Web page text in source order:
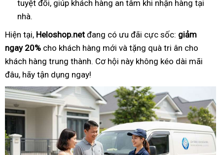
tuyệt đối, giúp khách hàng an tâm khi nhận hàng tại
nhà.
Hiện tại, Heloshop.net đang có ưu đãi cực sốc: giảm
ngay 20% cho khách hàng mới và tặng quà tri ân cho
khách hàng trung thành. Cơ hội này không kéo dài mãi
đâu, hãy tận dụng ngay!